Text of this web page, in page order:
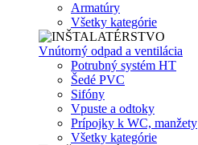
Armatúry
Všetky kategórie
Vnútorný odpad a ventilácia
Potrubný systém HT
Šedé PVC
Sifóny
Vpuste a odtoky
Prípojky k WC, manžety
Všetky kategórie